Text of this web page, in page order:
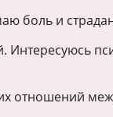
боль и
отношений